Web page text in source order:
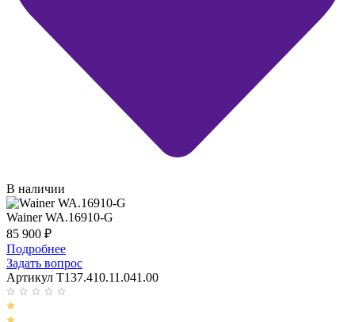
В наличии
Wainer WA.16910-G
85 900 ₽
Подробнее
Задать вопрос
Артикул T137.410.11.041.00